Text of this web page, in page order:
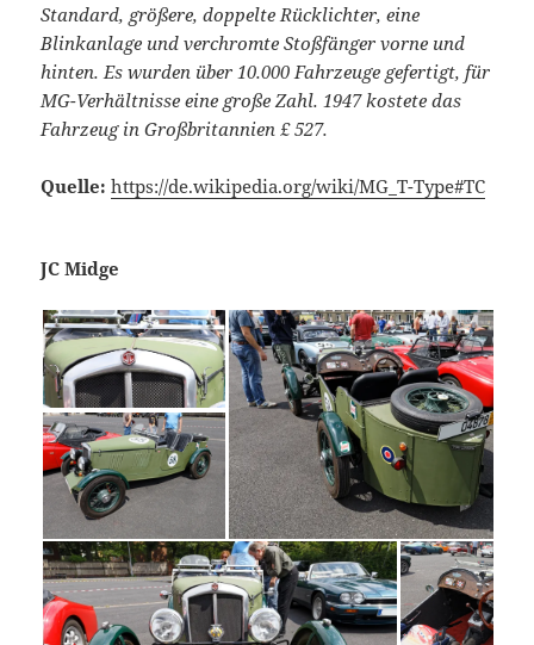
Standard, größere, doppelte Rücklichter, eine
Blinkanlage und verchromte Stoßfänger vorne und
hinten. Es wurden über 10.000 Fahrzeuge gefertigt, für
MG-Verhältnisse eine große Zahl. 1947 kostete das
Fahrzeug in Großbritannien £ 527.
Quelle: https://de.wikipedia.org/wiki/MG_T-Type#TC
JC Midge